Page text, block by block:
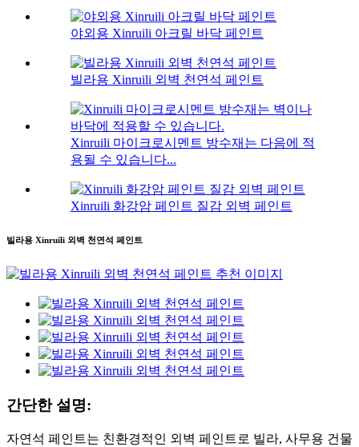
야외용 Xinruili 아크릴 바닥 페인트
빌라용 Xinruili 외벽 천연석 페인트
Xinruili 마이크로시멘트 방수재는 다음에 적
용될 수 있습니다...
Xinruili 화강암 페인트 질감 외벽 페인트
빌라용 Xinruili 외벽 천연석 페인트
간단한 설명:
자연석 페인트는 친환경적인 외벽 페인트로 빌라, 사무용 건물